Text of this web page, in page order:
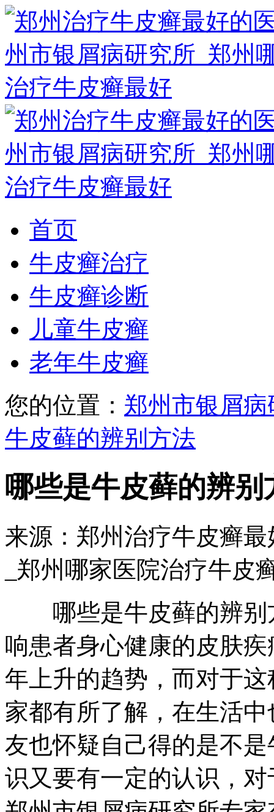
首页
牛皮癣治疗
牛皮癣诊断
儿童牛皮癣
老年牛皮癣
您的位置： 郑州市银屑病
牛皮藓的辨别方法
哪些是牛皮藓的辨别
来源：郑州治疗牛皮癣
_郑州哪家医院治疗牛皮
哪些是牛皮藓的辨别
响患者身心健康的皮肤
年上升的趋势，而对于
家都有所了解，在生活
友也怀疑自己得的是不
识又要有一定的认识，